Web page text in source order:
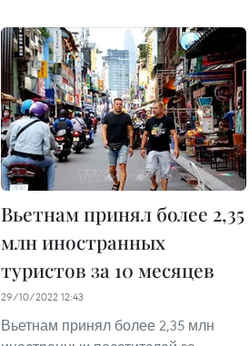
Вьетнам принял более 2,35
млн иностранных
туристов за 10 месяцев
29/10/2022 12:43
Вьетнам принял более 2,35 млн